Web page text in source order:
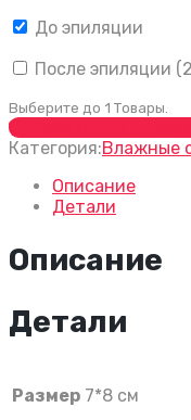
До эпиляции
После эпиляции ( 2
Выберите до 1 Товары.
Добавить в
Категория:Влажные
Описание
Детали
Описание
Детали
Размер 7*8 см